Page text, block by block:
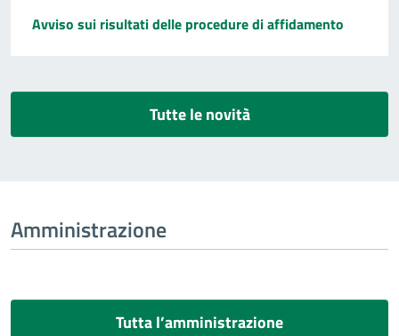
Avviso sui risultati delle procedure di affidamento
Tutte le novità
Amministrazione
Tutta l’amministrazione